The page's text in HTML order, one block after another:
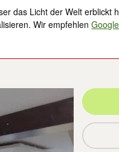
das Licht der Welt erblickt
Wir empfehlen